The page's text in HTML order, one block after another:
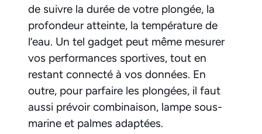
de suivre la durée de votre plongée, la
profondeur atteinte, la température de
l’eau. Un tel gadget peut même mesurer
vos performances sportives, tout en
restant connecté à vos données. En
outre, pour parfaire les plongées, il faut
aussi prévoir combinaison, lampe sous-
marine et palmes adaptées.